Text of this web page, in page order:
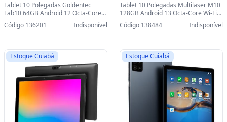
Tablet 10 Polegadas Goldentec
Tab10 64GB Android 12 Octa-Core
4G e Wi-Fi Cinza - 51021 - 51021
Código 136201 Indisponível
Tablet 10 Polegadas Multilaser M10
128GB Android 13 Octa-Core Wi-Fi
Cinza - NB359 - NB359
Código 138484 Indisponível
Estoque Cuiabá Estoque Cuiabá